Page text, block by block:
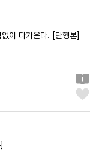
이 다가온다. [단행본]